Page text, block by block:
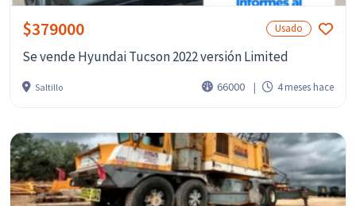
$379000 Usado
Se vende Hyundai Tucson 2022 versión Limited
Saltillo 66000 4 meses hace